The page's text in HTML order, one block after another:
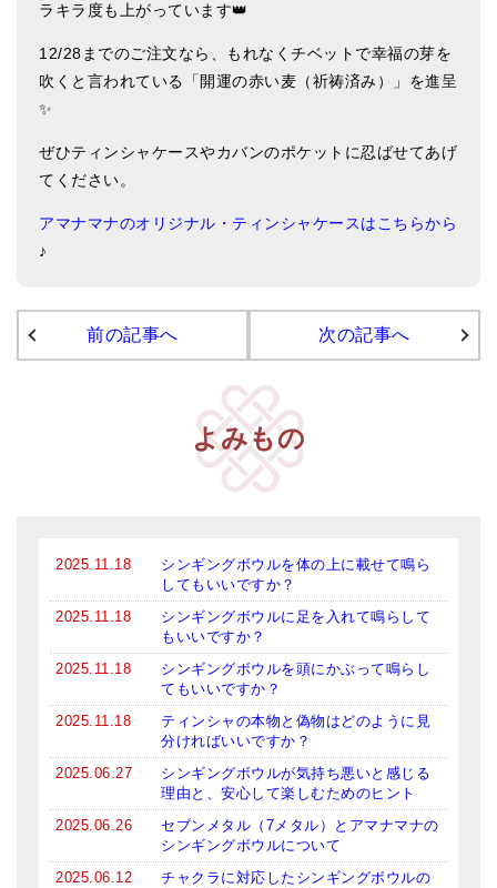
お香定期購入（ラクとくサブスク）
チベット高僧のオラクルカード
ベル＆ドルジェ
シンギングボウル入門本・CD
アウトレット
オリジナルグッズ
ヒーリング・マンダラポスター
ロゴステッカー・ポストカード各種
亡命チベット人尼僧のお守り・チャーム
チベット・マントラ・ヒーリングCD
倍音呼吸法レッスン
中級講座
上級講座
ビギナー講師・養成講座
アマナマナとは
ラキラ度も上がっています👑
12/28までのご注文なら、もれなくチベットで幸福の芽を
吹くと言われている「開運の赤い麦（祈祷済み）」を進呈
✨
ぜひティンシャケースやカバンのポケットに忍ばせてあげ
てください。
アマナマナのオリジナル・ティンシャケースはこちらから
♪
前の記事へ 次の記事へ
よみもの
2025.11.18
シンギングボウルを体の上に載せて鳴ら
してもいいですか？
2025.11.18
シンギングボウルに足を入れて鳴らして
もいいですか？
2025.11.18
シンギングボウルを頭にかぶって鳴らし
てもいいですか？
2025.11.18
ティンシャの本物と偽物はどのように見
分ければいいですか？
2025.06.27
シンギングボウルが気持ち悪いと感じる
理由と、安心して楽しむためのヒント
2025.06.26
セブンメタル（7メタル）とアマナマナの
シンギングボウルについて
2025.06.12
チャクラに対応したシンギングボウルの